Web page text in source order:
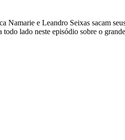
e Leandro Seixas sacam
lado neste episódio sobre o